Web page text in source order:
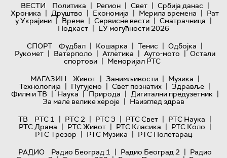
ВЕСТИ Политика | Регион | Свет | Србија данас |
Хроника | Друштво | Економија | Мерила времена | Рат
у Украјини | Време | Сервисне вести | Сматрачница |
Подкаст | ЕУ могућности 2026
СПОРТ
Фудбал | Кошарка | Тенис | Одбојка |
Рукомет | Ватерполо | Атлетика | Ауто-мото | Остали
спортови | Меморијал РТС
МАГАЗИН
Живот | Занимљивости | Музика |
Технологијa | Путујемо | Свет познатих | Здравље |
Филм и ТВ | Наука | Природа | Дигитални предузетник |
За мале велике хероје | Наизглед здрав
ТВ
РТС 1 | РТС 2 | РТС 3 | РТС Свет | РТС Наука |
РТС Драма | РТС Живот | РТС Класика | РТС Коло |
РТС Трезор | РТС Музика | РТС Полетарац
РАДИО
Радио Београд 1 | Радио Београд 2 | Радио